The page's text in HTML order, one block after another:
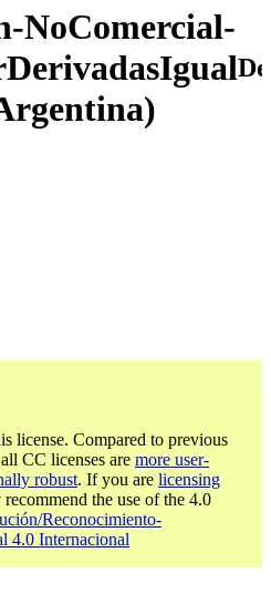
NoComercial-
license. Compared to previous
CC licenses are more user-
robust. If you are licensing
the use of the 4.0
Reconocimiento-
4.0 Internacional